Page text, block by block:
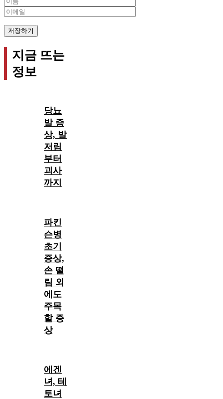
지금 뜨는
정보
당뇨
발 증
상, 발
저림
부터
괴사
까지
파킨
슨병
초기
증상,
손 떨
림 외
에도
주목
할 증
상
에겐
녀, 테
토녀